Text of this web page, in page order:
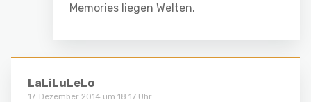
Memories liegen Welten.
LaLiLuLeLo
17. Dezember 2014 um 18:17 Uhr